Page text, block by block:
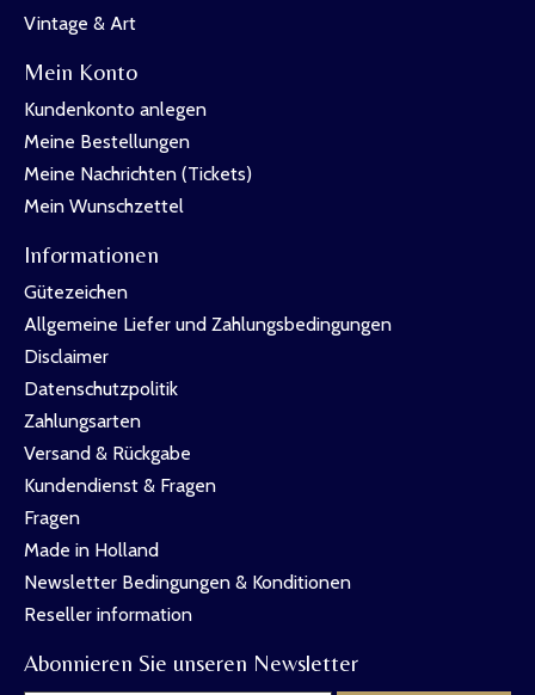
Vintage & Art
Mein Konto
Kundenkonto anlegen
Meine Bestellungen
Meine Nachrichten (Tickets)
Mein Wunschzettel
Informationen
Gütezeichen
Allgemeine Liefer und Zahlungsbedingungen
Disclaimer
Datenschutzpolitik
Zahlungsarten
Versand & Rückgabe
Kundendienst & Fragen
Fragen
Made in Holland
Newsletter Bedingungen & Konditionen
Reseller information
Abonnieren Sie unseren Newsletter